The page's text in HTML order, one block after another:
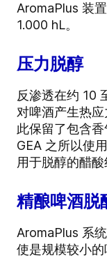
AromaPlus 装
1.000 hL。
压力脱醇
反渗透在约 10
对啤酒产生热
此保留了包含香
GEA 之所以使
用于脱醇的醋
精酿啤酒脱
AromaPlus 系
使是规模较小